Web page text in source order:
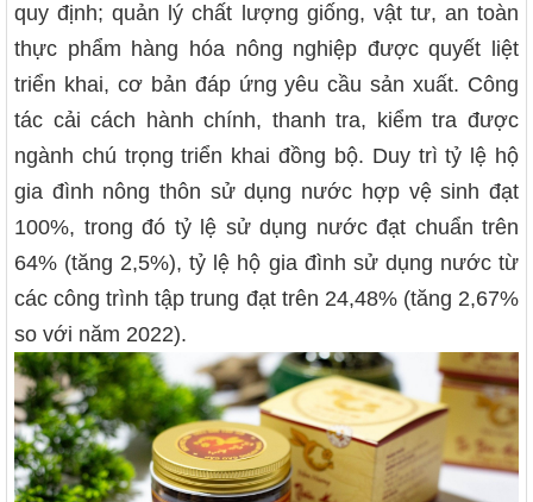
quy định; quản lý chất lượng giống, vật tư, an toàn
thực phẩm hàng hóa nông nghiệp được quyết liệt
triển khai, cơ bản đáp ứng yêu cầu sản xuất. Công
tác cải cách hành chính, thanh tra, kiểm tra được
ngành chú trọng triển khai đồng bộ. Duy trì tỷ lệ hộ
gia đình nông thôn sử dụng nước hợp vệ sinh đạt
100%, trong đó tỷ lệ sử dụng nước đạt chuẩn trên
64% (tăng 2,5%), tỷ lệ hộ gia đình sử dụng nước từ
các công trình tập trung đạt trên 24,48% (tăng 2,67%
so với năm 2022).